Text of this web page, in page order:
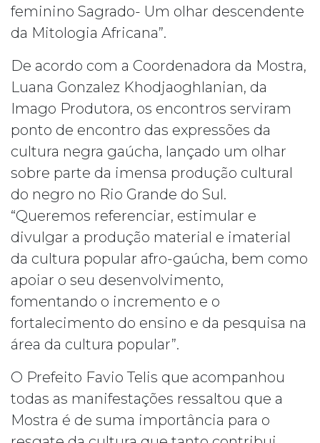
feminino Sagrado- Um olhar descendente
da Mitologia Africana”.
De acordo com a Coordenadora da Mostra,
Luana Gonzalez Khodjaoghlanian, da
Imago Produtora, os encontros serviram
ponto de encontro das expressões da
cultura negra gaúcha, lançado um olhar
sobre parte da imensa produção cultural
do negro no Rio Grande do Sul.
“Queremos referenciar, estimular e
divulgar a produção material e imaterial
da cultura popular afro-gaúcha, bem como
apoiar o seu desenvolvimento,
fomentando o incremento e o
fortalecimento do ensino e da pesquisa na
área da cultura popular”.
O Prefeito Favio Telis que acompanhou
todas as manifestações ressaltou que a
Mostra é de suma importância para o